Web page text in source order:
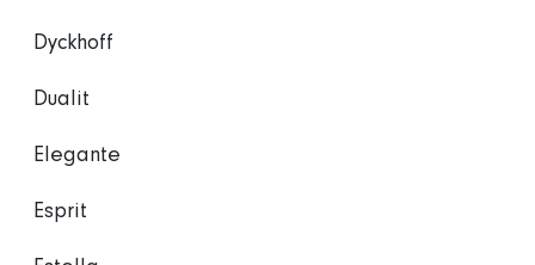
Dyckhoff
Dualit
Elegante
Esprit